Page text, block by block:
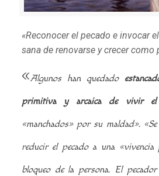
«Reconocer el pecado e invocar
sana de renovarse y crecer como
«Algunos han quedado
primitiva y arcaica de vivir el
«manchados» por su maldad».
reducir el pecado a una «vivencia
bloqueo de la persona. El